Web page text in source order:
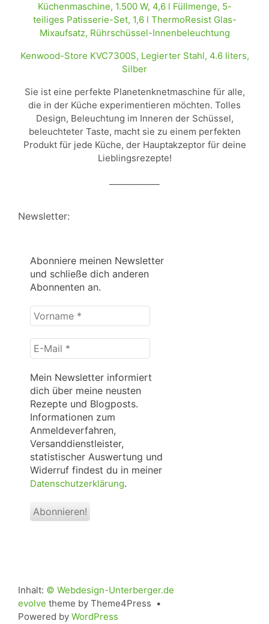
Kenwood-Store KVC7300S, Legierter Stahl, 4.6 liters,
Silber
Sie ist eine perfekte Planetenknetmaschine für alle,
die in der Küche experimentieren möchten. Tolles
Design, Beleuchtung im Inneren der Schüssel,
beleuchteter Taste, macht sie zu einem perfekten
Produkt für jede Küche, der Hauptakzeptor für deine
Lieblingsrezepte!
Newsletter:
Abonniere meinen Newsletter
und schließe dich anderen
Abonnenten an.
Vorname
*
E-
Mail
Mein Newsletter informiert
dich über meine neusten
Rezepte und Blogposts.
Informationen zum
Anmeldeverfahren,
Versanddienstleister,
statistischer Auswertung und
Widerruf findest du in meiner
Datenschutzerklärung.
Inhalt: © Webdesign-Unterberger.de
evolve theme by Theme4Press •
Powered by WordPress